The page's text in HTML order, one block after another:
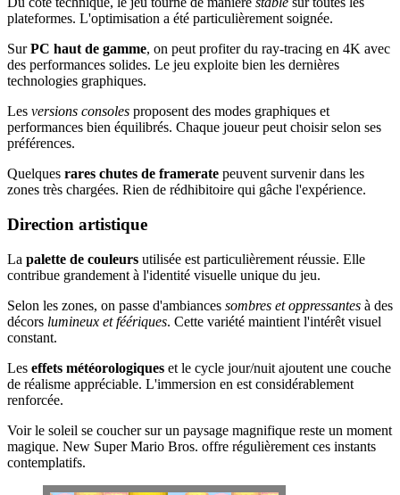
plateformes. L'optimisation a été particulièrement soignée.
SurPC haut de gamme, on peut profiter du ray-tracing en 4K avec
des performances solides. Le jeu exploite bien les dernières
technologies graphiques.
Les versions consoles proposent des modes graphiques et
performances bien équilibrés. Chaque joueur peut choisir selon ses
préférences.
Quelques rares chutes de framerate peuvent survenir dans les
zones très chargées. Rien de rédhibitoire qui gâche l'expérience.
Direction artistique
La palette de couleurs utilisée est particulièrement réussie. Elle
contribue grandement à l'identité visuelle unique du jeu.
Selon les zones, on passe d'ambiances sombres et oppressantes à des
décors lumineux et féériques. Cette variété maintient l'intérêt visuel
constant.
Les effets météorologiques et le cycle jour/nuit ajoutent une couche
de réalisme appréciable. L'immersion en est considérablement
renforcée.
Voir le soleil se coucher sur un paysage magnifique reste un moment
magique. New Super Mario Bros. offre régulièrement ces instants
contemplatifs.